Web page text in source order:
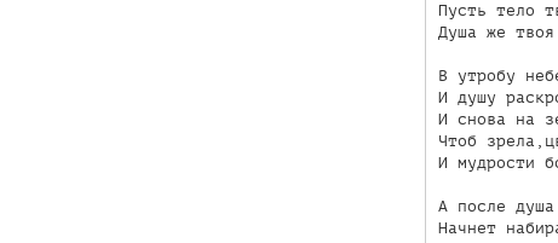
Пусть тело
Душа же твоя
В утробу
И душу
И снова на
Чтоб
И мудрости
А после
Начнет